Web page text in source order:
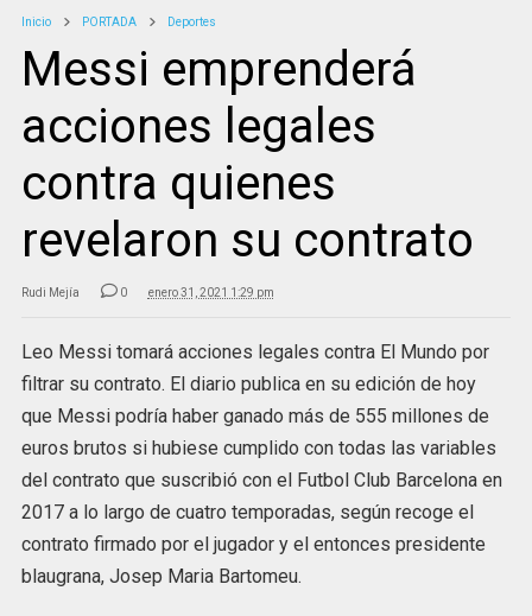
Inicio PORTADA Deportes
Messi emprenderá
acciones legales
contra quienes
revelaron su contrato
Rudi Mejía 0 enero 31, 2021 1:29 pm
Leo Messi tomará acciones legales contra El Mundo por
filtrar su contrato. El diario publica en su edición de hoy
que Messi podría haber ganado más de 555 millones de
euros brutos si hubiese cumplido con todas las variables
del contrato que suscribió con el Futbol Club Barcelona en
2017 a lo largo de cuatro temporadas, según recoge el
contrato firmado por el jugador y el entonces presidente
blaugrana, Josep Maria Bartomeu.